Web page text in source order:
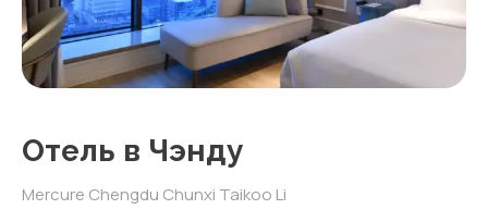
красные панды. В октябре
можно увидеть
новорождённых в детской
зоне. Панды наиболее активны
с 7:30 до 11:00.
Китай с детьми на осенние
каникулы
Отель в Чэнду
Mercure Chengdu Chunxi Taikoo Li